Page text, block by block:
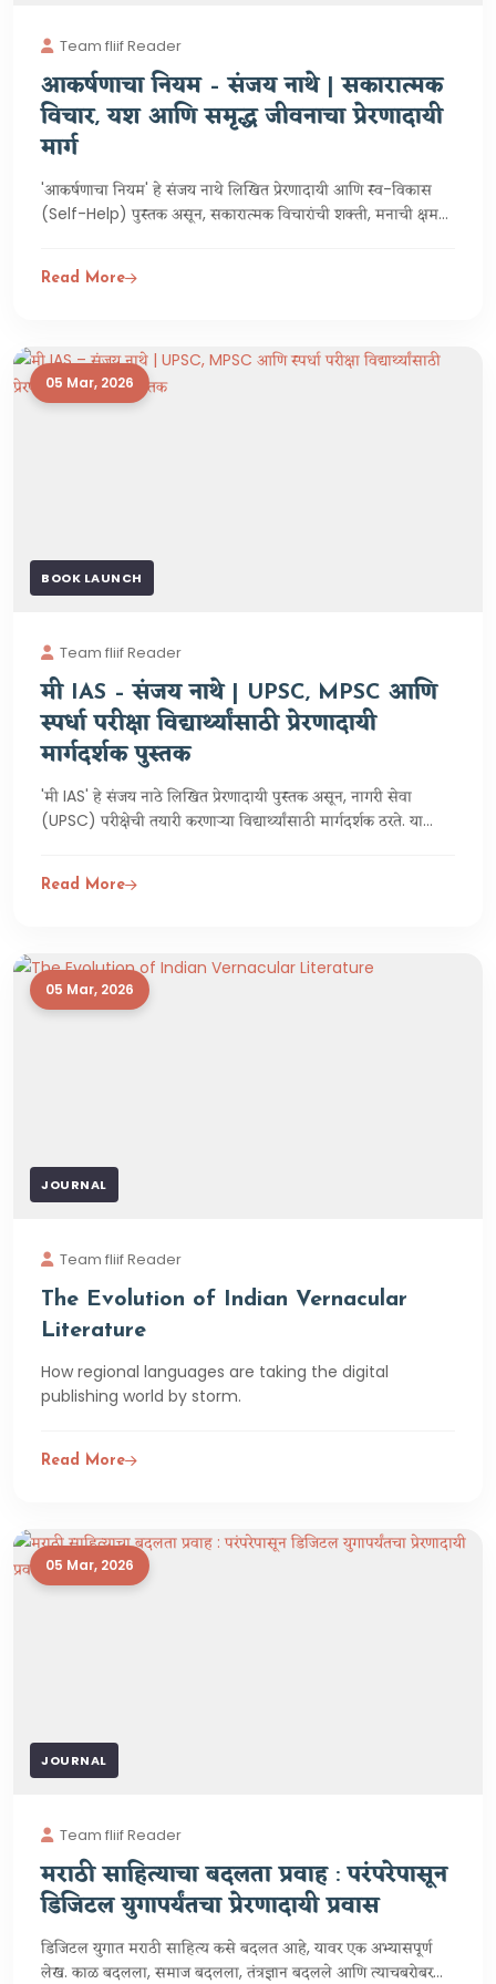
Team fliif Reader
आकर्षणाचा नियम – संजय नाथे | सकारात्मक
विचार, यश आणि समृद्ध जीवनाचा प्रेरणादायी
मार्ग
'आकर्षणाचा नियम' हे संजय नाथे लिखित प्रेरणादायी आणि स्व-विकास
(Self-Help) पुस्तक असून, सकारात्मक विचारांची शक्ती, मनाची क्षमता
कृतीचा तिच्या आयुष्यावर मोठा प्रभाव असतो. योग्य विचारसरणी,
या पुस्तकात करण्यात आले आहे.
Read More
05 Mar, 2026
BOOK LAUNCH
Team fliif Reader
मी IAS – संजय नाथे | UPSC, MPSC आणि
स्पर्धा परीक्षा विद्यार्थ्यांसाठी प्रेरणादायी
मार्गदर्शक पुस्तक
'मी IAS' हे संजय नाठे लिखित प्रेरणादायी पुस्तक असून, नागरी सेवा
(UPSC) परीक्षेची तयारी करणाऱ्या विद्यार्थ्यांसाठी मार्गदर्शक ठरते. या
महत्त्व प्रभावीपणे मांडले आहे. ग्रामीण व शहरी भागातील स्पर्धा परीक्षेच्या
आत्मविश्वास, प्रेरणा आणि योग्य दिशा मिळते. UPSC चे स्वप्न पाहणाऱ्या
प्रत्येक विद्यार्थ्यासाठी हे पुस्तक प्रेरणा, मार्गदर्शन आणि सकारात्मक
विचारांचा उत्कृष्ट स्रोत आहे.
Read More
05 Mar, 2026
JOURNAL
Team fliif Reader
The Evolution of Indian Vernacular
Literature
How regional languages are taking the digital
publishing world by storm.
Read More
05 Mar, 2026
JOURNAL
Team fliif Reader
मराठी साहित्याचा बदलता प्रवाह : परंपरेपासून
डिजिटल युगापर्यंतचा प्रेरणादायी प्रवास
डिजिटल युगात मराठी साहित्य कसे बदलत आहे, यावर एक अभ्यासपूर्ण
लेख. काळ बदलला, समाज बदलला, तंत्रज्ञान बदलले आणि त्याचबरोबर